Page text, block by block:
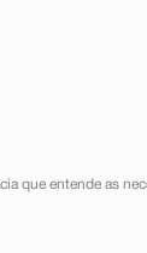
que entende as